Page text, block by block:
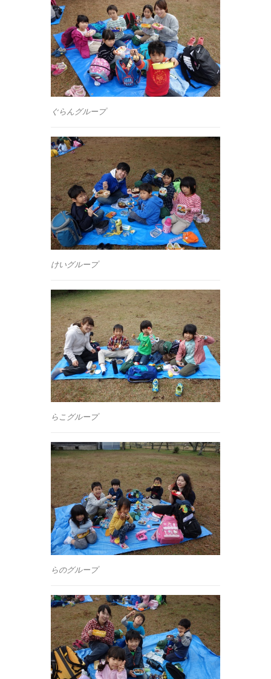
ぐらんグループ
けいグループ
らこグループ
らのグループ